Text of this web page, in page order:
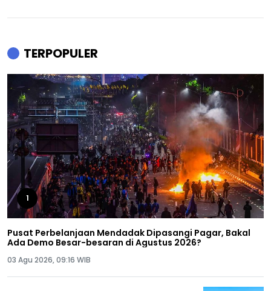
TERPOPULER
1
Pusat Perbelanjaan Mendadak Dipasangi Pagar, Bakal
Ada Demo Besar-besaran di Agustus 2026?
03 Agu 2026, 09:16 WIB